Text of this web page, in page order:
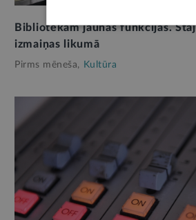
Bibliotēkām jaunas funkcijas.
izmaiņas likumā
Pirms mēneša, Kultūra